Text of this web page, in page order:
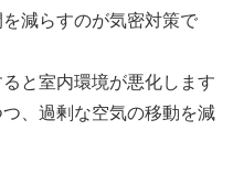
減らすのが気密対策で
と室内環境が悪化します
、過剰な空気の移動を減